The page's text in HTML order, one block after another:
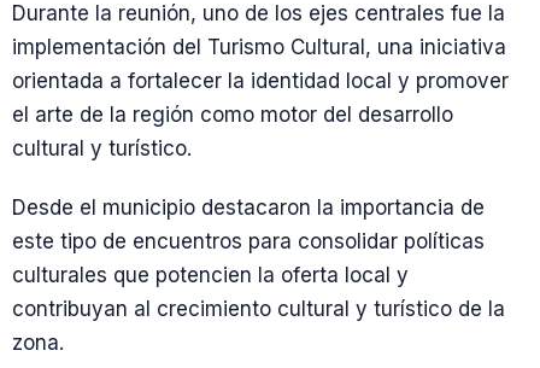
Durante la reunión, uno de los ejes centrales fue la
implementación del Turismo Cultural, una iniciativa
orientada a fortalecer la identidad local y promover
el arte de la región como motor del desarrollo
cultural y turístico.
Desde el municipio destacaron la importancia de
este tipo de encuentros para consolidar políticas
culturales que potencien la oferta local y
contribuyan al crecimiento cultural y turístico de la
zona.